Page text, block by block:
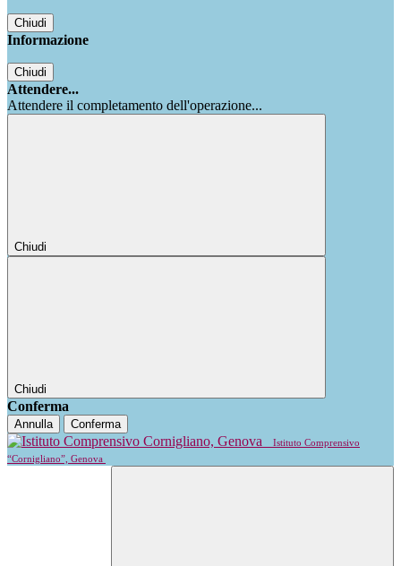
Chiudi
Informazione
Chiudi
Attendere...
Attendere il completamento dell'operazione...
Chiudi
Chiudi
Conferma
Annulla Conferma
Istituto Comprensivo
“Cornigliano”, Genova